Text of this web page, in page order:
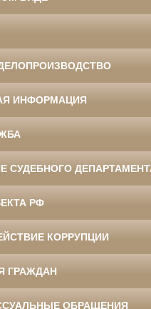
ИНФОРМАЦИЯ
СУДЕБНОГО
РФ
КОРРУПЦИИ
ГРАЖДАН
ОБРАЩЕНИЯ